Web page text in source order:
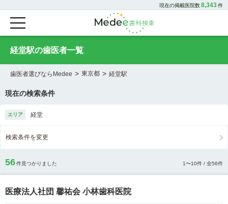
現在の掲載医院数8,343件
経堂駅の歯医者一覧
歯医者選びならMedee > 東京都 > 経堂駅
現在の検索条件
エリア 経堂
検索条件を変更
56件見つかりました 1〜10件 / 全56件
医療法人社団 馨祐会 小林歯科医院